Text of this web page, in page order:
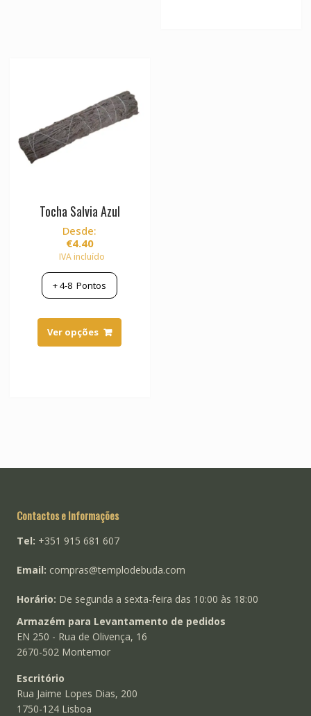
Tocha Salvia Azul
Desde:
€4.40
IVA incluído
+4-8 Pontos
Ver opções
has
on
Contactos e Informações
Tel: +351 915 681 607
Email: compras@templodebuda.com
Horário: De segunda a sexta-feira das 10:00 às 18:00
Armazém para Levantamento de pedidos
EN 250 - Rua de Olivença, 16
2670-502 Montemor
Escritório
Rua Jaime Lopes Dias, 200
1750-124 Lisboa